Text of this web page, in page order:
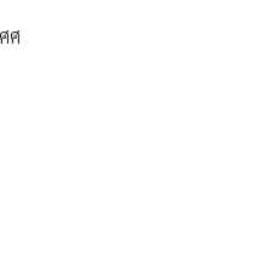
ศ